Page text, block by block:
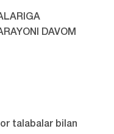
DAVOM
talabalar bilan